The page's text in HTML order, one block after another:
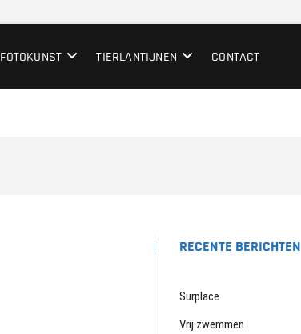
FOTOKUNST TIERLANTIJNEN CONTACT
RECENTE BERICHTEN
Surplace
Vrij zwemmen